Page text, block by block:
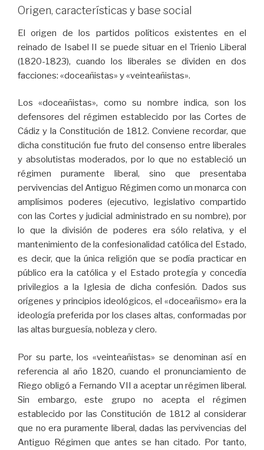
Origen, características y base social
El origen de los partidos políticos existentes en el
reinado de Isabel II se puede situar en el Trienio Liberal
(1820-1823), cuando los liberales se dividen en dos
facciones: «doceañistas» y «veinteañistas».
Los «doceañistas», como su nombre indica, son los
defensores del régimen establecido por las Cortes de
Cádiz y la Constitución de 1812. Conviene recordar, que
dicha constitución fue fruto del consenso entre liberales
y absolutistas moderados, por lo que no estableció un
régimen puramente liberal, sino que presentaba
pervivencias del Antiguo Régimen como un monarca con
amplísimos poderes (ejecutivo, legislativo compartido
con las Cortes y judicial administrado en su nombre), por
lo que la división de poderes era sólo relativa, y el
mantenimiento de la confesionalidad católica del Estado,
es decir, que la única religión que se podía practicar en
público era la católica y el Estado protegía y concedía
privilegios a la Iglesia de dicha confesión. Dados sus
orígenes y principios ideológicos, el «doceañismo» era la
ideología preferida por los clases altas, conformadas por
las altas burguesía, nobleza y clero.
Por su parte, los «veinteañistas» se denominan así en
referencia al año 1820, cuando el pronunciamiento de
Riego obligó a Fernando VII a aceptar un régimen liberal.
Sin embargo, este grupo no acepta el régimen
establecido por las Constitución de 1812 al considerar
que no era puramente liberal, dadas las pervivencias del
Antiguo Régimen que antes se han citado. Por tanto,